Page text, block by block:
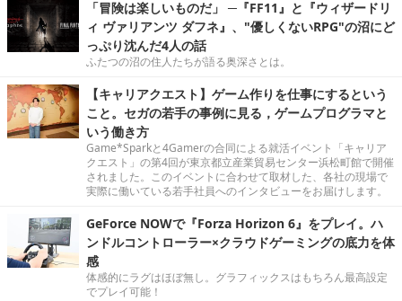
「冒険は楽しいものだ」 ─『FF11』と『ウィザードリ
ィ ヴァリアンツ ダフネ』、"優しくないRPG"の沼にど
っぷり沈んだ4人の話
ふたつの沼の住人たちが語る奥深さとは。
【キャリアクエスト】ゲーム作りを仕事にするという
こと。セガの若手の事例に見る，ゲームプログラマと
いう働き方
Game*Sparkと4Gamerの合同による就活イベント「キャリア
クエスト」の第4回が東京都立産業貿易センター浜松町館で開催
されました。このイベントに合わせて取材した、各社の現場で
実際に働いている若手社員へのインタビューをお届けします。
GeForce NOWで『Forza Horizon 6』をプレイ。ハ
ンドルコントローラー×クラウドゲーミングの底力を体
感
体感的にラグはほぼ無し。グラフィックスはもちろん最高設定
でプレイ可能！